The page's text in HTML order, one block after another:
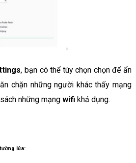
, bạn có thể tùy chọn chọn để ẩn
chặn những người khác thấy mạng
những mạng wifikhả dụng.
lửa: